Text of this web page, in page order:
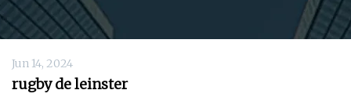
Jun 14, 2024
rugby de leinster